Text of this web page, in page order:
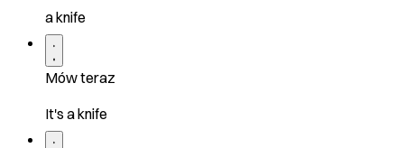
a knife
Mów teraz
It's a knife